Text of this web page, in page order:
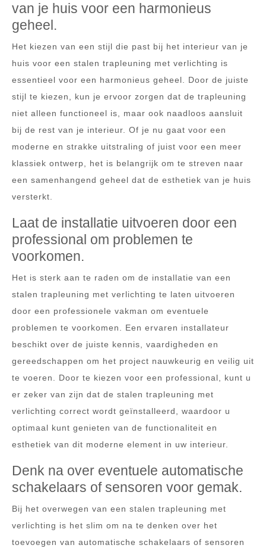
van je huis voor een harmonieus
geheel.
Het kiezen van een stijl die past bij het interieur van je
huis voor een stalen trapleuning met verlichting is
essentieel voor een harmonieus geheel. Door de juiste
stijl te kiezen, kun je ervoor zorgen dat de trapleuning
niet alleen functioneel is, maar ook naadloos aansluit
bij de rest van je interieur. Of je nu gaat voor een
moderne en strakke uitstraling of juist voor een meer
klassiek ontwerp, het is belangrijk om te streven naar
een samenhangend geheel dat de esthetiek van je huis
versterkt.
Laat de installatie uitvoeren door een
professional om problemen te
voorkomen.
Het is sterk aan te raden om de installatie van een
stalen trapleuning met verlichting te laten uitvoeren
door een professionele vakman om eventuele
problemen te voorkomen. Een ervaren installateur
beschikt over de juiste kennis, vaardigheden en
gereedschappen om het project nauwkeurig en veilig uit
te voeren. Door te kiezen voor een professional, kunt u
er zeker van zijn dat de stalen trapleuning met
verlichting correct wordt geïnstalleerd, waardoor u
optimaal kunt genieten van de functionaliteit en
esthetiek van dit moderne element in uw interieur.
Denk na over eventuele automatische
schakelaars of sensoren voor gemak.
Bij het overwegen van een stalen trapleuning met
verlichting is het slim om na te denken over het
toevoegen van automatische schakelaars of sensoren